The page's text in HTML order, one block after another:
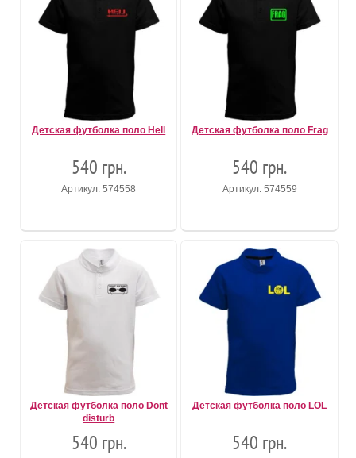
Детская футболка поло Hell
540 грн.
Артикул: 574558
Детская футболка поло Frag
540 грн.
Артикул: 574559
Детская футболка поло Dont
disturb
540 грн.
Детская футболка поло LOL
540 грн.